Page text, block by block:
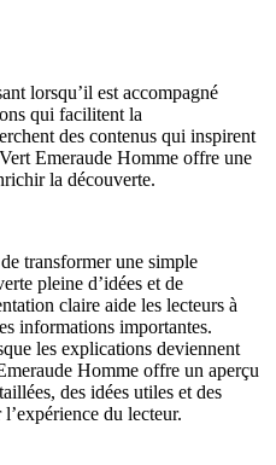
lorsqu’il est accompagné
qui facilitent la
des contenus qui inspirent
Emeraude Homme offre une
la découverte.
transformer une simple
pleine d’idées et de
claire aide les lecteurs à
informations importantes.
les explications deviennent
Homme offre un aperçu
des idées utiles et des
du lecteur.